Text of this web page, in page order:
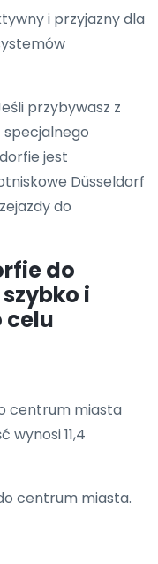
i przyjazny dla
przybywasz z
specjalnego
jest
Düsseldorf
do
do
i
celu
centrum miasta
wynosi 11,4
centrum miasta.